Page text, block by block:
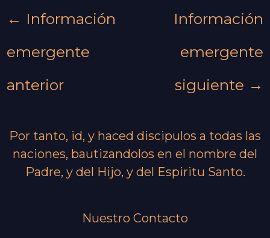
← Información
emergente
anterior
Información
emergente
siguiente →
Por tanto, id, y haced discipulos a todas las
naciones, bautizandolos en el nombre del
Padre, y del Hijo, y del Espiritu Santo.
Nuestro Contacto